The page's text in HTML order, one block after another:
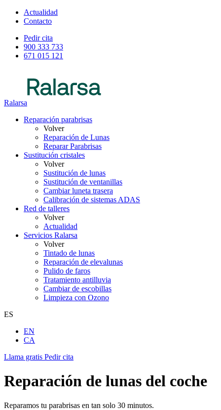
Actualidad
Contacto
Pedir cita
900 333 733
671 015 121
Ralarsa
Reparación parabrisas
Volver
Reparación de Lunas
Reparar Parabrisas
Sustitución cristales
Volver
Sustitución de lunas
Sustitución de ventanillas
Cambiar luneta trasera
Calibración de sistemas ADAS
Red de talleres
Volver
Actualidad
Servicios Ralarsa
Volver
Tintado de lunas
Reparación de elevalunas
Pulido de faros
Tratamiento antilluvia
Cambiar de escobillas
Limpieza con Ozono
ES
EN
CA
Llama gratis Pedir cita
Reparación de lunas del coche
Reparamos tu parabrisas en tan solo 30 minutos.